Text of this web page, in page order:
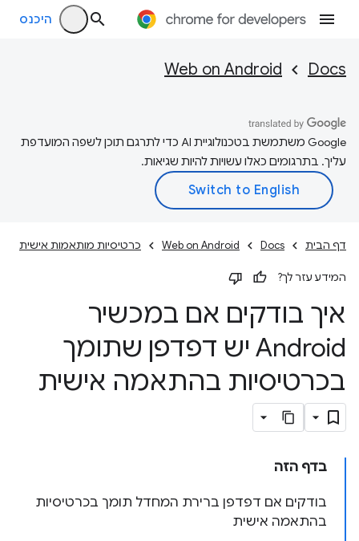
היכנס
Docs
Web on Android
‫Google משתמשת בטכנולוגיית AI כדי לתרגם תוכן לשפה המועדפת
עליך. בתרגומים כאלו עשויות להיות שגיאות.
דף הבית Docs
Web on Android כרטיסיות מותאמות אישית
המידע עזר לך?
איך בודקים אם במכשיר
Android יש דפדפן שתומך
בכרטיסיות בהתאמה אישית
בדף הזה
בודקים אם דפדפן ברירת המחדל תומך בכרטיסיות
בהתאמה אישית